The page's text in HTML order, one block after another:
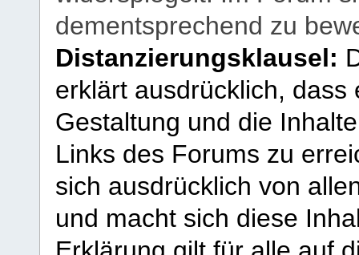
dementsprechend zu
Distanzierungsklausel:
erklärt ausdrücklich,
Gestaltung und die
Links des Forums zu
sich ausdrücklich von
und macht sich diese